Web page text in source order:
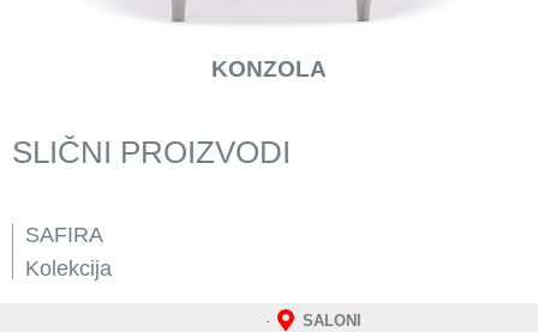
KONZOLA
SLIČNI PROIZVODI
SAFIRA
Kolekcija
SALONI